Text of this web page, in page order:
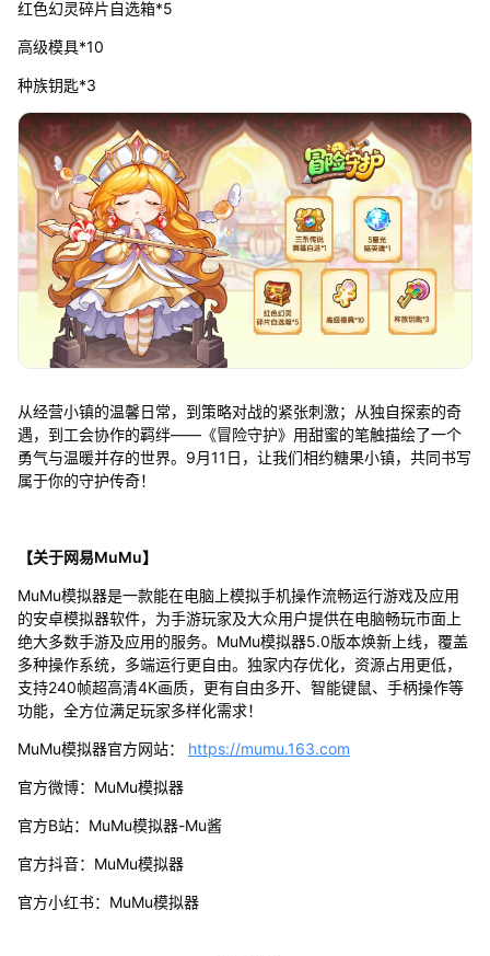
红色幻灵碎片自选箱*5
高级模具*10
种族钥匙*3
从经营小镇的温馨日常，到策略对战的紧张刺激；从独自探索的奇
遇，到工会协作的羁绊——《冒险守护》用甜蜜的笔触描绘了一个
勇气与温暖并存的世界。9月11日，让我们相约糖果小镇，共同书写
属于你的守护传奇！
【关于网易MuMu】
MuMu模拟器是一款能在电脑上模拟手机操作流畅运行游戏及应用
的安卓模拟器软件，为手游玩家及大众用户提供在电脑畅玩市面上
绝大多数手游及应用的服务。MuMu模拟器5.0版本焕新上线，覆盖
多种操作系统，多端运行更自由。独家内存优化，资源占用更低，
支持240帧超高清4K画质，更有自由多开、智能键鼠、手柄操作等
功能，全方位满足玩家多样化需求！
MuMu模拟器官方网站： https://mumu.163.com
官方微博：MuMu模拟器
官方B站：MuMu模拟器-Mu酱
官方抖音：MuMu模拟器
官方小红书：MuMu模拟器